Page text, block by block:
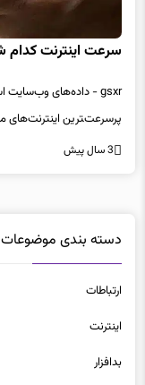
سرعت اینترنت کدام
پرسرعت‌‍ترین اینترنت‌های
3 سال پیش
دسته بندی موضوعات
ارتباطات
اينترنت
بدافزار